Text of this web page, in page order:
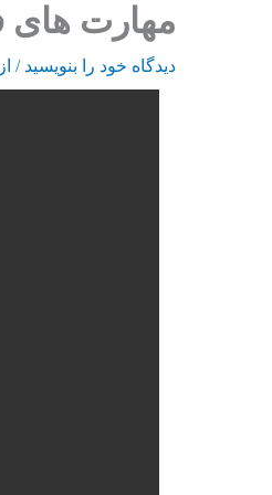
مهارت های
دیدگاه‌ خود را بنویسید / از